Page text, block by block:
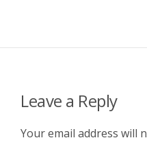
Leave a Reply
Your email address will